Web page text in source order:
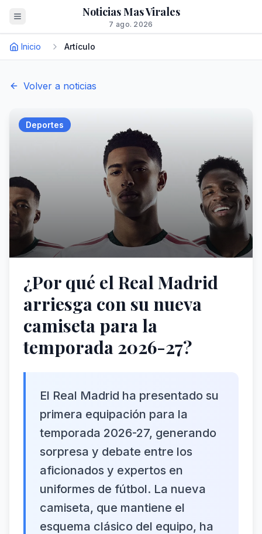
Noticias Mas Virales
7 ago. 2026
Inicio Artículo
Volver a noticias
Deportes
¿Por qué el Real Madrid
arriesga con su nueva
camiseta para la
temporada 2026-27?
El Real Madrid ha presentado su
primera equipación para la
temporada 2026-27, generando
sorpresa y debate entre los
aficionados y expertos en
uniformes de fútbol. La nueva
camiseta, que mantiene el
esquema clásico del equipo, ha